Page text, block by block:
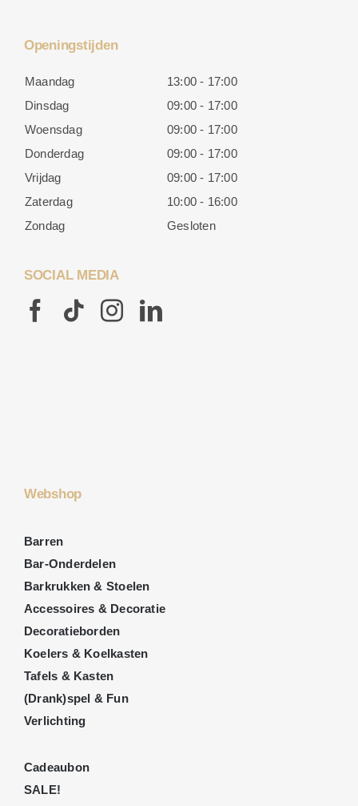
Openingstijden
Maandag
13:00 - 17:00
Dinsdag
09:00 - 17:00
Woensdag
09:00 - 17:00
Donderdag
09:00 - 17:00
Vrijdag
09:00 - 17:00
Zaterdag
10:00 - 16:00
Zondag
Gesloten
SOCIAL MEDIA
Webshop
Barren
Bar-Onderdelen
Barkrukken & Stoelen
Accessoires & Decoratie
Decoratieborden
Koelers & Koelkasten
Tafels & Kasten
(Drank)spel & Fun
Verlichting
Cadeaubon
SALE!